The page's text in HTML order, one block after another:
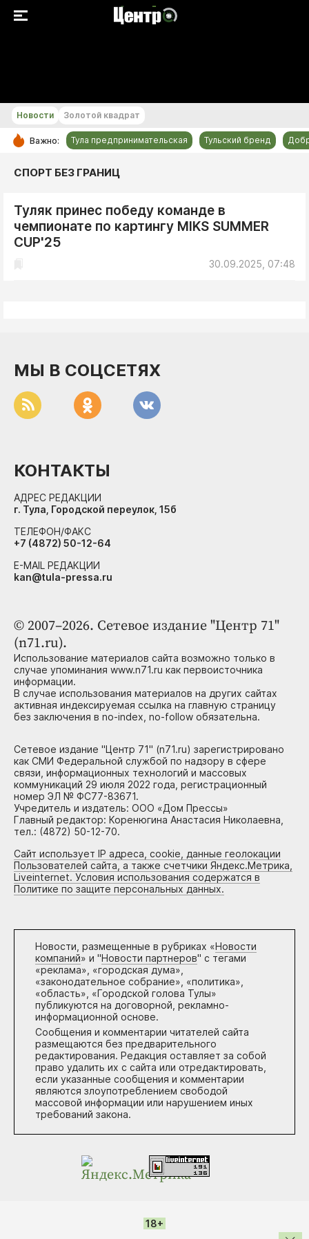
РУБРИКИ
Культура
Происшествия
Новости Золотой квадрат
Важно: Тула предпринимательская Тульский бренд
СПОРТ БЕЗ ГРАНИЦ
Туляк принес победу команде в
чемпионате по картингу MIKS SUMMER
CUP'25
30.09.2025, 07:48
© 2007–2026. Сетевое издание "Центр 71"
(n71.ru).
Использование материалов сайта возможно только в
случае упоминания www.n71.ru как первоисточника
информации.
В случае использования материалов на других сайтах
активная индексируемая ссылка на главную страницу
без заключения в no-index, no-follow обязательна.
Сетевое издание "Центр 71" (n71.ru) зарегистрировано
как СМИ Федеральной службой по надзору в сфере
связи, информационных технологий и массовых
коммуникаций 29 июля 2022 года, регистрационный
номер ЭЛ № ФС77-83671.
Учредитель и издатель: ООО «Дом Прессы»
Главный редактор: Коренюгина Анастасия Николаевна,
тел.: (4872) 50-12-70.
Сайт использует IP адреса, cookie, данные геолокации
Пользователей сайта, а также счетчики Яндекс.Метрика,
Liveinternet. Условия использования содержатся в
Политике по защите персональных данных.
Новости, размещенные в рубриках «Новости
компаний» и "Новости партнеров" с тегами
«реклама», «городская дума»,
«законодательное собрание», «политика»,
«область», «Городской голова Тулы»
публикуются на договорной, рекламно-
информационной основе.
Сообщения и комментарии читателей сайта
размещаются без предварительного
редактирования. Редакция оставляет за собой
право удалить их с сайта или отредактировать,
если указанные сообщения и комментарии
являются злоупотреблением свободой
массовой информации или нарушением иных
требований закона.
МЫ В СОЦСЕТЯХ
КОНТАКТЫ
АДРЕС РЕДАКЦИИ
г. Тула, Городской переулок, 15б
ТЕЛЕФОН/ФАКС
+7 (4872) 50-12-64
E-MAIL РЕДАКЦИИ
kan@tula-pressa.ru
18+